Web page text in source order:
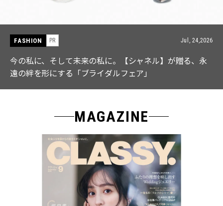
Jul, 24,2026
ャネル】が贈る、永
ア」
【ICB】人気インフルエンサー
なる「名品ブラウス」２選
MAGAZINE